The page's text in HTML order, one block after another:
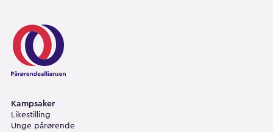
Pårørendealliansen
Kampsaker
Likestilling
Unge pårørende